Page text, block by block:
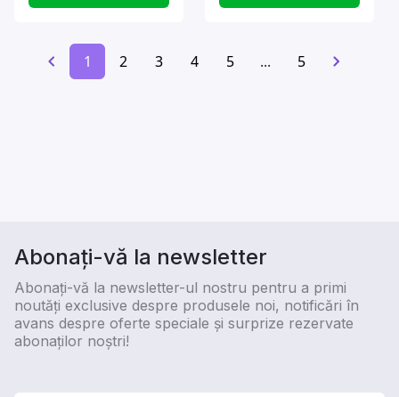
1 2 3 4 5 ... 5
Abonați-vă la newsletter
Abonați-vă la newsletter-ul nostru pentru a primi
noutăți exclusive despre produsele noi, notificări în
avans despre oferte speciale și surprize rezervate
abonaților noștri!